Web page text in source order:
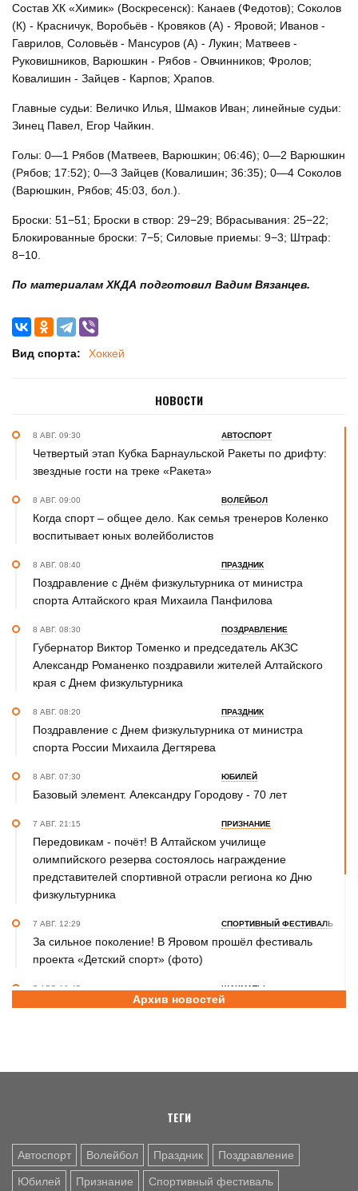
Состав ХК «Химик» (Воскресенск): Канаев (Федотов); Соколов
(К) - Красничук, Воробьёв - Кровяков (А) - Яровой; Иванов -
Гаврилов, Соловьёв - Мансуров (А) - Лукин; Матвеев -
Руковишников, Варюшкин - Рябов - Овчинников; Фролов;
Ковалишин - Зайцев - Карпов; Храпов.
Главные судьи: Величко Илья, Шмаков Иван; линейные судьи:
Зинец Павел, Егор Чайкин.
Голы: 0—1 Рябов (Матвеев, Варюшкин; 06:46); 0—2 Варюшкин
(Рябов; 17:52); 0—3 Зайцев (Ковалишин; 36:35); 0—4 Соколов
(Варюшкин, Рябов; 45:03, бол.).
Броски: 51−51; Броски в створ: 29−29; Вбрасывания: 25−22;
Блокированные броски: 7−5; Силовые приемы: 9−3; Штраф:
8−10.
По материалам ХКДА подготовил Вадим Вязанцев.
Вид спорта: Хоккей
НОВОСТИ
8 АВГ. 09:30 АВТОСПОРТ
Четвертый этап Кубка Барнаульской Ракеты по дрифту:
звездные гости на треке «Ракета»
8 АВГ. 09:00 ВОЛЕЙБОЛ
Когда спорт – общее дело. Как семья тренеров Коленко
воспитывает юных волейболистов
8 АВГ. 08:40 ПРАЗДНИК
Поздравление с Днём физкультурника от министра
спорта Алтайского края Михаила Панфилова
8 АВГ. 08:30 ПОЗДРАВЛЕНИЕ
Губернатор Виктор Томенко и председатель АКЗС
Александр Романенко поздравили жителей Алтайского
края с Днем физкультурника
8 АВГ. 08:20 ПРАЗДНИК
Поздравление с Днем физкультурника от министра
спорта России Михаила Дегтярева
8 АВГ. 07:30 ЮБИЛЕЙ
Базовый элемент. Александру Городову - 70 лет
7 АВГ. 21:15 ПРИЗНАНИЕ
Передовикам - почёт! В Алтайском училище
олимпийского резерва состоялось награждение
представителей спортивной отрасли региона ко Дню
физкультурника
7 АВГ. 12:29 СПОРТИВНЫЙ ФЕСТИВАЛЬ
За сильное поколение! В Яровом прошёл фестиваль
проекта «Детский спорт» (фото)
7 АВГ. 10:45 ШАХМАТЫ
Партия длиною в жизнь: шахматный тренер Надежда
Никита Дёмин - победитель и серебряный, Анастасия
Архив новостей
ТЕГИ
Автоспорт Волейбол Праздник Поздравление
Юбилей Признание Спортивный фестиваль